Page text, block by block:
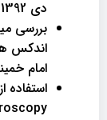
دی 1392 تا شهریور1393
اندکس
امام